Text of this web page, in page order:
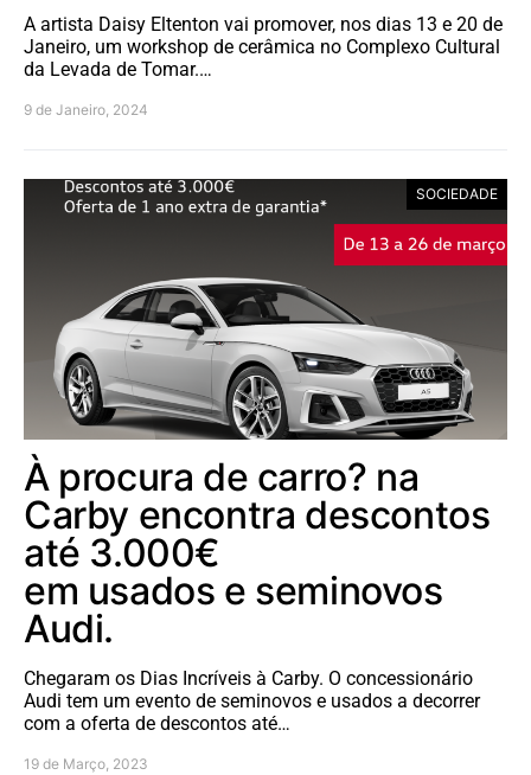
A artista Daisy Eltenton vai promover, nos dias 13 e 20 de
Janeiro, um workshop de cerâmica no Complexo Cultural
da Levada de Tomar.…
9 de Janeiro, 2024
SOCIEDADE
À procura de carro? na
Carby encontra descontos
até 3.000€
em usados e seminovos
Audi.
Chegaram os Dias Incríveis à Carby. O concessionário
Audi tem um evento de seminovos e usados a decorrer
com a oferta de descontos até…
19 de Março, 2023